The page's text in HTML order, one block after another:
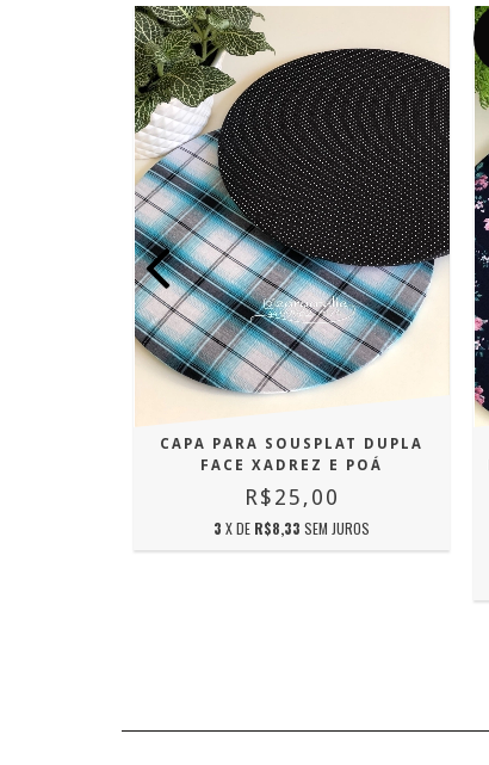
CAPA PARA SOUSPLAT DUPLA
FACE XADREZ E POÁ
R$25,00
3 X DE R$8,33 SEM JUROS